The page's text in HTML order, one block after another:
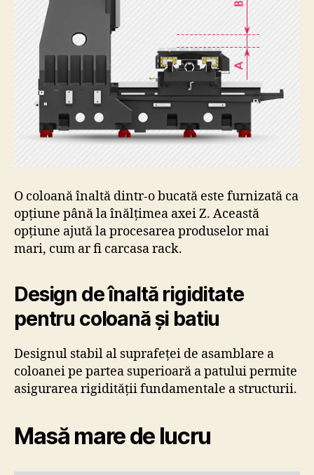
O coloană înaltă dintr-o bucată este furnizată ca
opțiune până la înălțimea axei Z. Această
opțiune ajută la procesarea produselor mai
mari, cum ar fi carcasa rack.
Design de înaltă rigiditate
pentru coloană și batiu
Designul stabil al suprafeței de asamblare a
coloanei pe partea superioară a patului permite
asigurarea rigidității fundamentale a structurii.
Masă mare de lucru